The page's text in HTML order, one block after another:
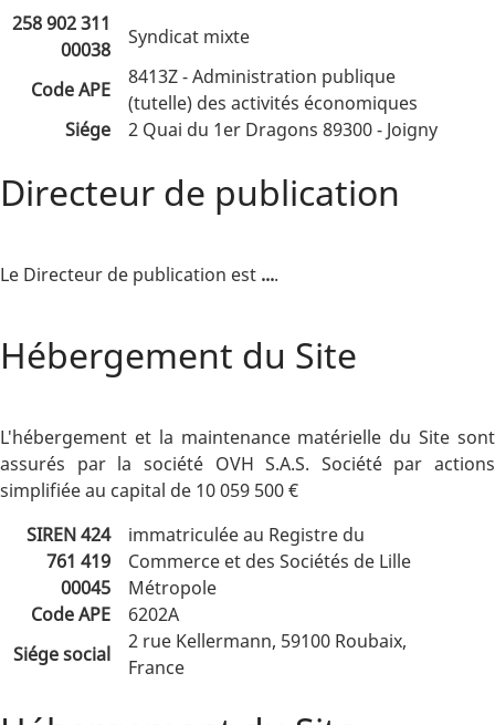
258 902 311
00038
Syndicat mixte
Code APE
8413Z - Administration publique
(tutelle) des activités économiques
Siége
2 Quai du 1er Dragons 89300 - Joigny
Directeur de publication
Le Directeur de publication est ....
Hébergement du Site
L'hébergement et la maintenance matérielle du Site sont
assurés par la société OVH S.A.S. Société par actions
simplifiée au capital de 10 059 500 €
SIREN 424
761 419
00045
immatriculée au Registre du
Commerce et des Sociétés de Lille
Métropole
Code APE
6202A
Siége social
2 rue Kellermann, 59100 Roubaix,
France